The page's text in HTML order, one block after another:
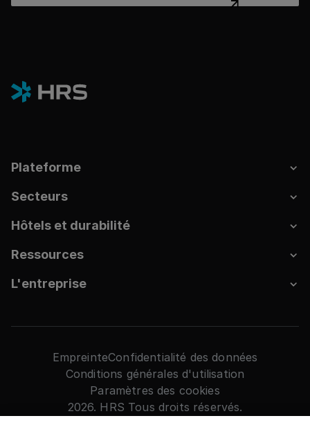
Plateforme
Secteurs
Hôtels et durabilité
Ressources
L'entreprise
2026. HRS Tous droits réservés.
EmpreinteConfidentialité des données
Conditions générales d'utilisation
Paramètres des cookies